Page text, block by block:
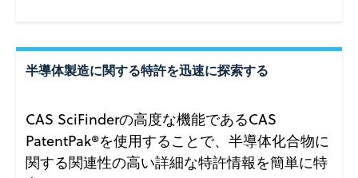
半導体製造に関する特許を迅速に探索する
CAS SciFinderの高度な機能であるCAS
PatentPak®を使用することで、半導体化合物に
関する関連性の高い詳細な特許情報を簡単に特